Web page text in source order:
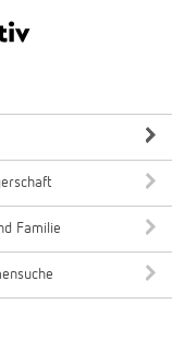
Familie